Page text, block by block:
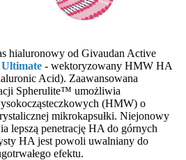
hialuronowy od Givaudan Active
- wektoryzowany HMW HA
Acid). Zaawansowana
Spherulite™ umożliwia
(HMW) o
mikrokapsułki. Niejonowy
lepszą penetrację HA do górnych
HA jest powoli uwalniany do
efektu.